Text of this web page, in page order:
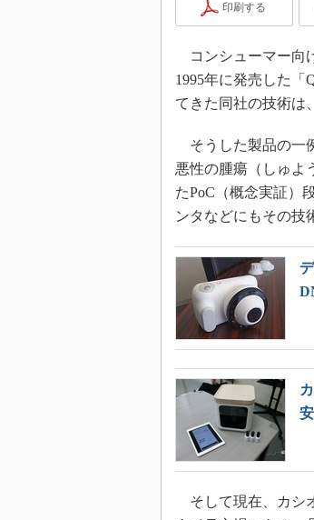
印刷する
コンシューマー向
1995年に発売した「
てきた同社の技術は
そうした製品の一
悪性の腫瘍（しゅよ
たPoC（概念実証）
ンタなどにもその技
そして現在、カシ